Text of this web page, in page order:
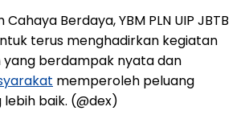
Berdaya, YBM PLN UIP JBTB
terus menghadirkan kegiatan
berdampak nyata dan
memperoleh peluang
baik. (@dex)